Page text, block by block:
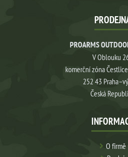
PROARMS
V Oblouku
komerční zóna
252 43
Česká
O firmě